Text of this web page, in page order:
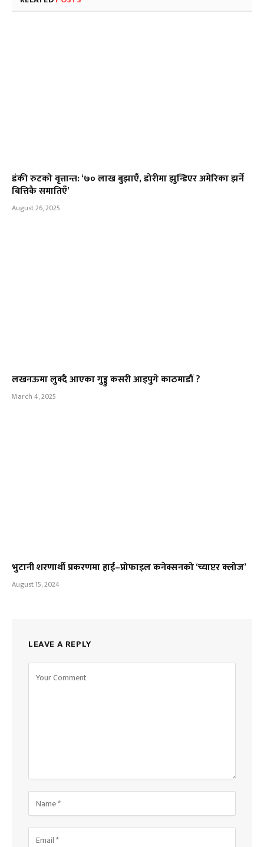
डंकी रुटको वृत्तान्त: ‘७० लाख बुझाएँ, डोरीमा झुन्डिएर अमेरिका झर्ने
बित्तिकै समातिएँ’
August 26, 2025
लखनऊमा लुक्दै आएका गुड्डु कसरी आइपुगे काठमाडौं ?
March 4, 2025
भुटानी शरणार्थी प्रकरणमा हाई–प्रोफाइल कनेक्सनको ‘च्याप्टर क्लोज’
August 15, 2024
LEAVE A REPLY